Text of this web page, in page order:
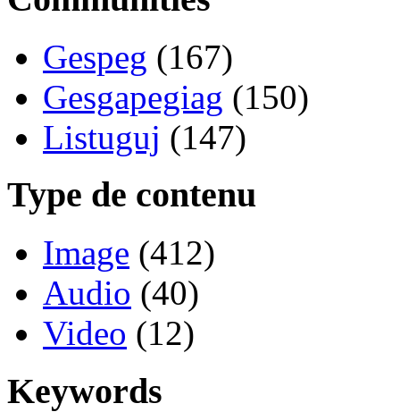
Gespeg (167)
Gesgapegiag (150)
Listuguj (147)
Type de contenu
Image (412)
Audio (40)
Video (12)
Keywords